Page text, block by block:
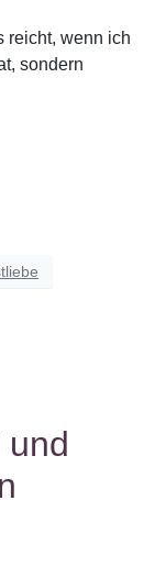
reicht, wenn ich
sondern
und